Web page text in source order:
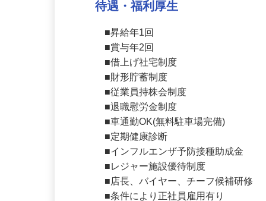
待遇・福利厚生
■昇給年1回
■賞与年2回
■借上げ社宅制度
■財形貯蓄制度
■従業員持株会制度
■退職慰労金制度
■車通勤OK(無料駐車場完備)
■定期健康診断
■インフルエンザ予防接種助成金
■レジャー施設優待制度